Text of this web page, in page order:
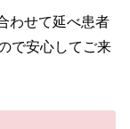
わせて延べ患者
で安心してご来